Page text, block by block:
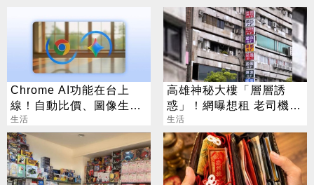
Chrome AI功能在台上
線！自動比價、圖像生成
化身最強助理
生活
高雄神秘大樓「層層誘
惑」！網曝想租 老司機：
每天會很晚回家
生活